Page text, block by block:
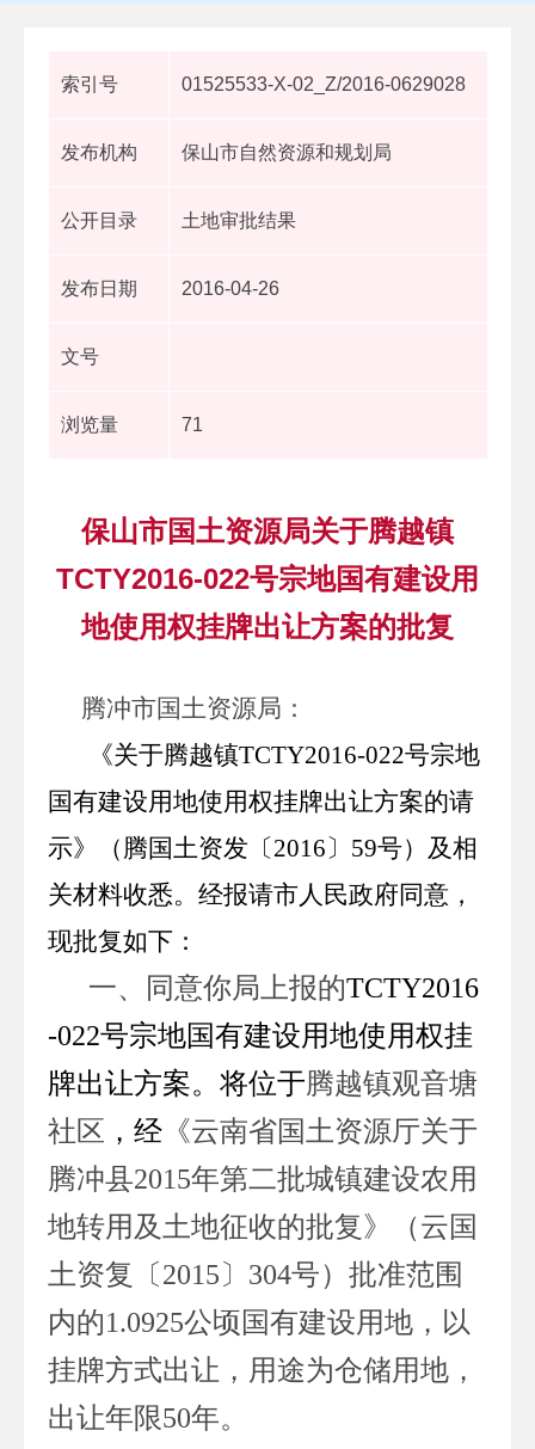
索引号 01525533-X-02_Z/2016-0629028
发布机构 保山市自然资源和规划局
公开目录 土地审批结果
发布日期 2016-04-26
文号
浏览量 71
保山市国土资源局关于腾越镇
TCTY2016-022号宗地国有建设用
地使用权挂牌出让方案的批复
腾冲市国土资源局 ：
《关于腾越镇TCTY2016-022号宗地
国有建设用地使用权挂牌出让方案的请
示》（腾国土资发〔2016〕 59号）及相
关材料收悉。经报请市人民政府同意，
现批复如下：
一、同意你局上报的TCTY2016
-022号宗地国有建设用地使用权挂
牌出让方案。将位于腾越镇观音塘
社区 ，经 《云南省国土资源厅关于
腾冲县2015年第二批城镇建设农用
地转用及土地征收的批复》（云国
土资复〔2015〕 304号）批准范围
内的1.0925公顷国有建设用地，以
挂牌方式出让，用途为仓储用地，
出让年限50年。